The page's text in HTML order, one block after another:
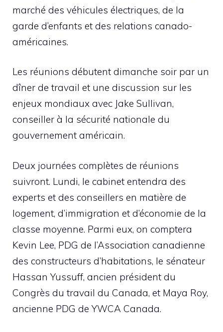
marché des véhicules électriques, de la
garde d’enfants et des relations canado-
américaines.
Les réunions débutent dimanche soir par un
dîner de travail et une discussion sur les
enjeux mondiaux avec Jake Sullivan,
conseiller à la sécurité nationale du
gouvernement américain.
Deux journées complètes de réunions
suivront. Lundi, le cabinet entendra des
experts et des conseillers en matière de
logement, d’immigration et d’économie de la
classe moyenne. Parmi eux, on comptera
Kevin Lee, PDG de l’Association canadienne
des constructeurs d’habitations, le sénateur
Hassan Yussuff, ancien président du
Congrès du travail du Canada, et Maya Roy,
ancienne PDG de YWCA Canada.